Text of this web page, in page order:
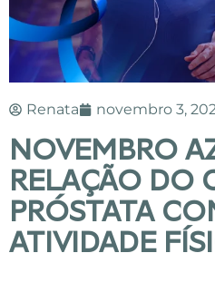
Renata novembro 3,
NOVEMBRO
RELAÇÃO DO
PRÓSTATA
ATIVIDADE